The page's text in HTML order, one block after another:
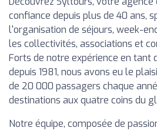
confiance depuis plus de 40 ans,
l'organisation de séjours, week-
les collectivités, associations et
Forts de notre expérience en tant
depuis 1981, nous avons eu le
de 20 000 passagers chaque
destinations aux quatre coins du
Notre équipe, composée de